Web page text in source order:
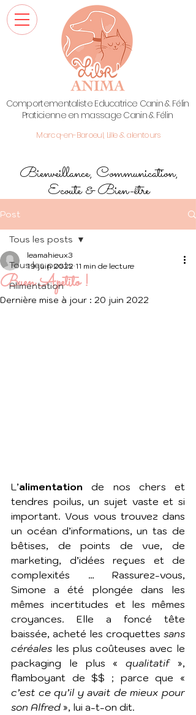
Comportementaliste Educatrice Canin & Félin
Praticienne en massage Canin & Félin
Bienveillance, Communication,
Ecoute & Bien-être
Marcq-en-Baroeul, Lille & alentours
Post
Tous les posts
Alimentation
Tous les posts
Buen Apetito !
leamahieux3
19 juin 2022 11 min de lecture
Dernière mise à jour : 20 juin 2022
L’alimentation de nos chers et
tendres poilus, un sujet vaste et si
important. Vous vous trouvez dans
un océan d’informations, un tas de
bêtises, de points de vue, de
marketing, d’idées reçues et de
complexités … Rassurez-vous,
Simone a été plongée dans les
mêmes incertitudes et les mêmes
croyances. Elle a foncé tête
baissée, acheté les croquettes sans
céréales les plus coûteuses avec le
packaging le plus « qualitatif »,
c’est ce qu’il y avait de mieux pour
son Alfred », lui a-t-on dit.